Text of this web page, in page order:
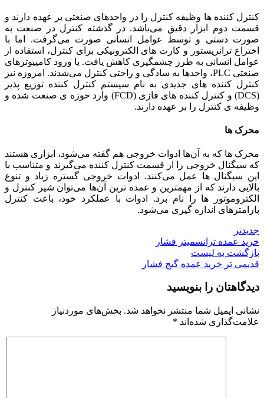
کنترل کننده ها وظیفه کنترل را در واحدهای صنعتی بر عهده دارند و
قسمت دوم ابزار دقیق می‌باشد. در گذشته کنترل در صنعت به
صورت دستی و توسط عوامل انسانی صورت می‌گرفت. اما با
اختراع ترانزیستور و کارت های الکترونیکی برای کنترل، استفاده از
عوامل انسانی به طرز چشمگیری کاهش یافت. با ورود کامپیوترهای
صنعتی PLC، واحدها به ‌سادگی و راحتی کنترل می‌شدند. امروزه نیز
کنترل ‌کننده ‌های جدیدی به نام سیستم کنترل ‌کننده توزیع‌ پذیر
(DCS) و کنترل ‌کننده ‌های فازی (FCD) وارد حوزه ی صنعت شده و
وظیفه ی کنترل را بر عهده دارند.
محرک ها
محرک ها که به آن‌ها ادوات خروجی هم گفته می‌شود، ابزاری هستند
که سیگنال خروجی را از قسمت کنترل کننده می‌گیرند و متناسب با
این سیگنال ها عمل می‌کنند. ادوات خروجی گستره زیاد و تنوع
بالایی دارند که از مهمترین و عمده ترین آن‌ها می‌توان شیر کنترل و
الکتروموتور ها را نام برد. ادوات با عملکرد خود، باعث کنترل
پارامترهای اندازه گیری می‌شود.
جدیدتر
خرید عمده ترانسمیتر فشار
بازگشت به لیست
قدیمی تر خرید عمده گیج فشار
دیدگاهتان را بنویسید
نشانی ایمیل شما منتشر نخواهد شد. بخش‌های موردنیاز
علامت‌گذاری شده‌اند *